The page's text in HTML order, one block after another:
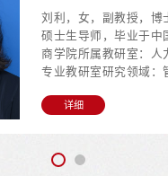
持）（2）教育部产学
目“大学生职业发展与
（主持）（3）北京市
研项目“...
刘利，女，副教授，博
硕士生导师，毕业于中
商学院所属教研室：人
专业教研室研究领域：
统、工商管理综合实训
业发展与创业就业等。
详细